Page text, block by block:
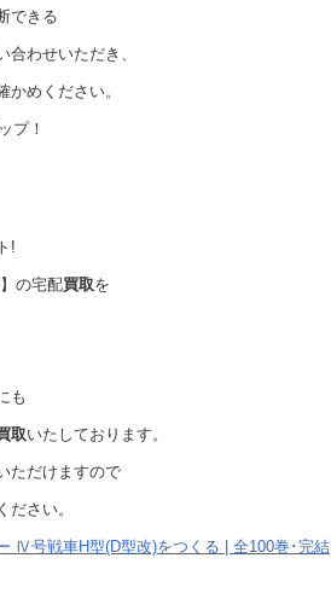
できる
合わせいただき、
かめください。
プ！
!
の宅配買取を
も
取いたしております。
ただけますので
ださい。
Ⅳ号戦車H型(D型改)をつくる | 全100巻･完結